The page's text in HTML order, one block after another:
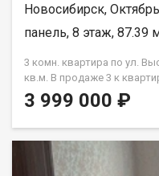
Новосибирск,
панель, 8 этаж, 87.39
3 комн. квартира по ул.
кв.м. В продаже 3 к
ПО ЧЛЕНСКОЙ КНИЖКЕ -
покупка - самый
Перспективная локация.
с объектом находятся:5
магазин. Возможен
3 999 000 ₽